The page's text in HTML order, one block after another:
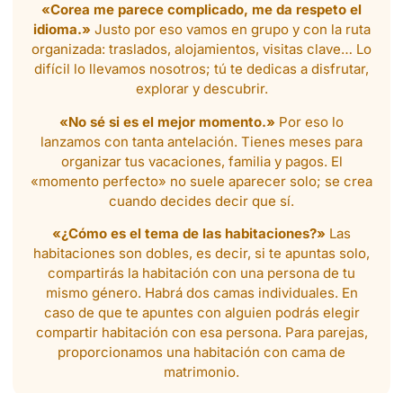
«Corea me parece complicado, me da respeto el
idioma.» Justo por eso vamos en grupo y con la ruta
organizada: traslados, alojamientos, visitas clave… Lo
difícil lo llevamos nosotros; tú te dedicas a disfrutar,
explorar y descubrir.
«No sé si es el mejor momento.» Por eso lo
lanzamos con tanta antelación. Tienes meses para
organizar tus vacaciones, familia y pagos. El
«momento perfecto» no suele aparecer solo; se crea
cuando decides decir que sí.
«¿Cómo es el tema de las habitaciones?» Las
habitaciones son dobles, es decir, si te apuntas solo,
compartirás la habitación con una persona de tu
mismo género. Habrá dos camas individuales. En
caso de que te apuntes con alguien podrás elegir
compartir habitación con esa persona. Para parejas,
proporcionamos una habitación con cama de
matrimonio.